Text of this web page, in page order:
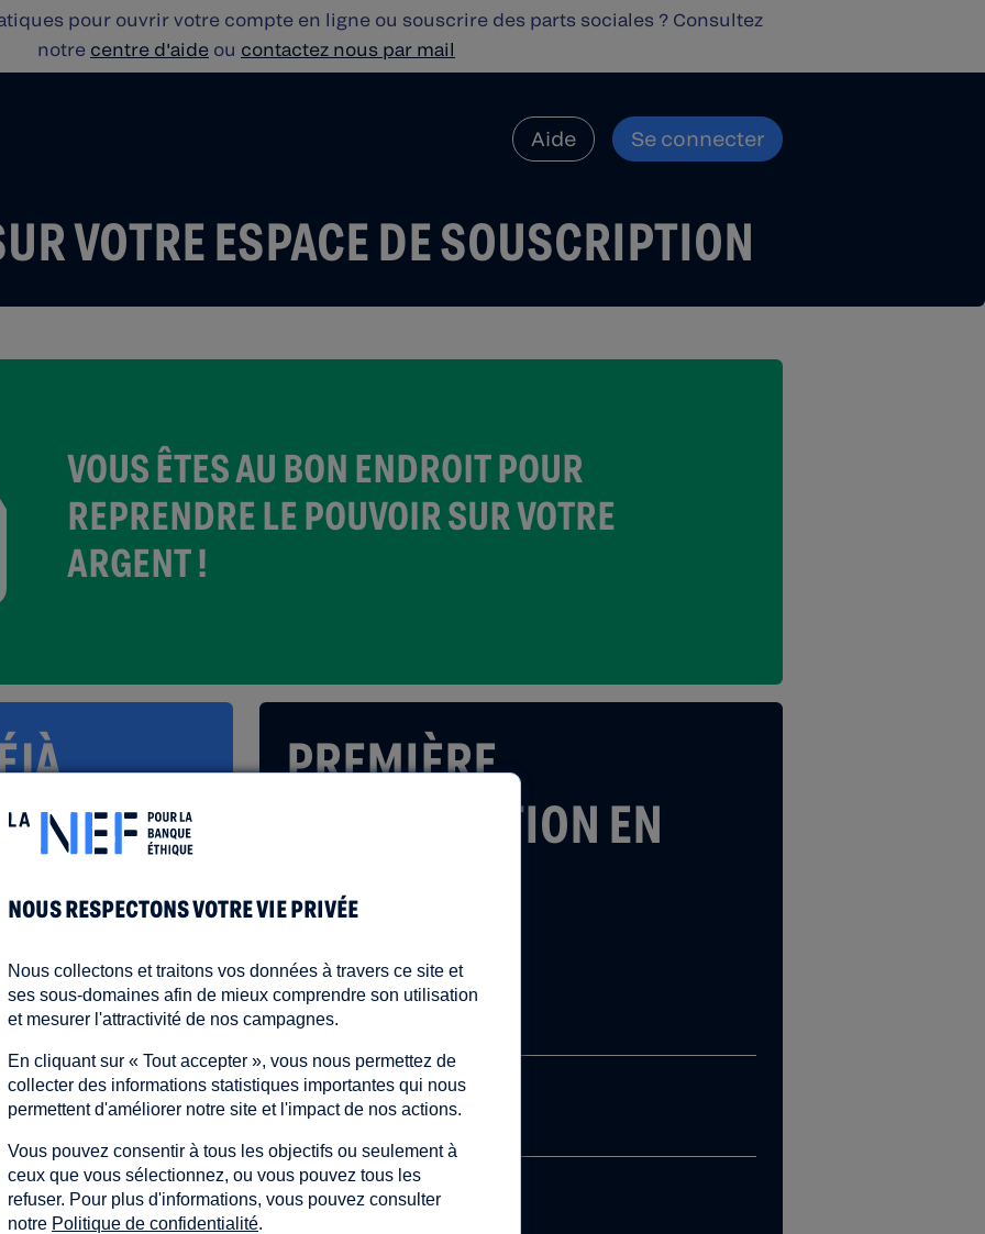
pour ouvrir votre compte en ligne ou souscrire des parts sociales ? Consultez
notre centre d'aide ou contactez nous par mail
Aide Se connecter
VOTRE ESPACE DE SOUSCRIPTION
VOUS ÊTES AU BON ENDROIT POUR
REPRENDRE LE POUVOIR SUR VOTRE
ARGENT !
LIGNE ?
identifiants de
votre dernière
PREMIÈRE
SOUSCRIPTION EN
LIGNE ?
CRÉEZ VOTRE ESPACE*
Prénom
NOUS RESPECTONS VOTRE VIE PRIVÉE
Nous collectons et traitons vos données à travers ce site et
ses sous-domaines afin de mieux comprendre son utilisation
et mesurer l'attractivité de nos campagnes.
En cliquant sur « Tout accepter », vous nous permettez de
collecter des informations statistiques importantes qui nous
permettent d'améliorer notre site et l'impact de nos actions.
Vous pouvez consentir à tous les objectifs ou seulement à
ceux que vous sélectionnez, ou vous pouvez tous les
refuser. Pour plus d'informations, vous pouvez consulter
notre Politique de confidentialité.